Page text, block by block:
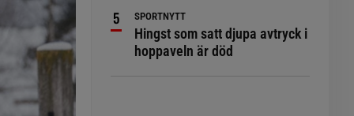
SPORTNYTT
Hingst som satt djupa avtryck i
hoppaveln är död